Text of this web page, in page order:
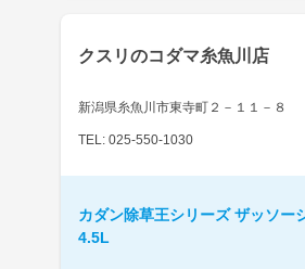
クスリのコダマ糸魚川店
新潟県糸魚川市東寺町２－１１－８
TEL: 025-550-1030
カダン除草王シリーズ ザッソー
4.5L